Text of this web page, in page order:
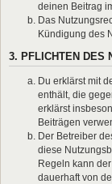
deinen Beitrag
Das
Kündigung des
3. PFLICHTEN DES
Du erklärst mit
enthält, die
erklärst
Beiträgen
Der Betreiber
diese
Regeln kann
dauerhaft von